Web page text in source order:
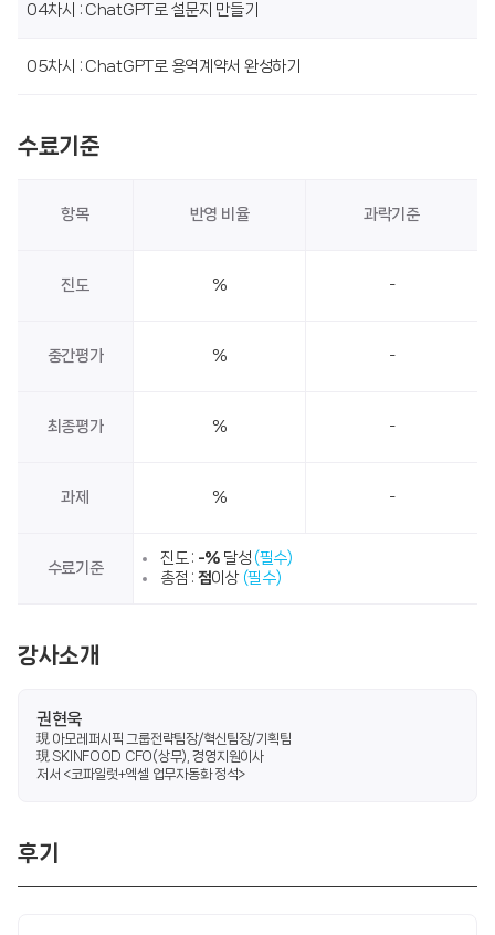
04차시 : ChatGPT로 설문지 만들기
05차시 : ChatGPT로 용역계약서 완성하기
수료기준
항목 반영 비율 과락기준
진도 % -
중간평가 % -
최종평가 % -
과제 % -
수료기준
진도 : -% 달성(필수)
총점 : 점이상 (필수)
강사소개
권현욱
現 아모레퍼시픽 그룹전략팀장/혁신팀장/기획팀
現 SKINFOOD CFO(상무), 경영지원이사
저서 <코파일럿+엑셀 업무자동화 정석>
후기